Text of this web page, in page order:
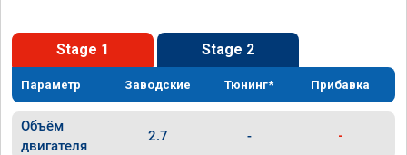
Stage 1 Stage 2
Параметр Заводские Тюнинг* Прибавка
Объём
двигателя
2.7 - -